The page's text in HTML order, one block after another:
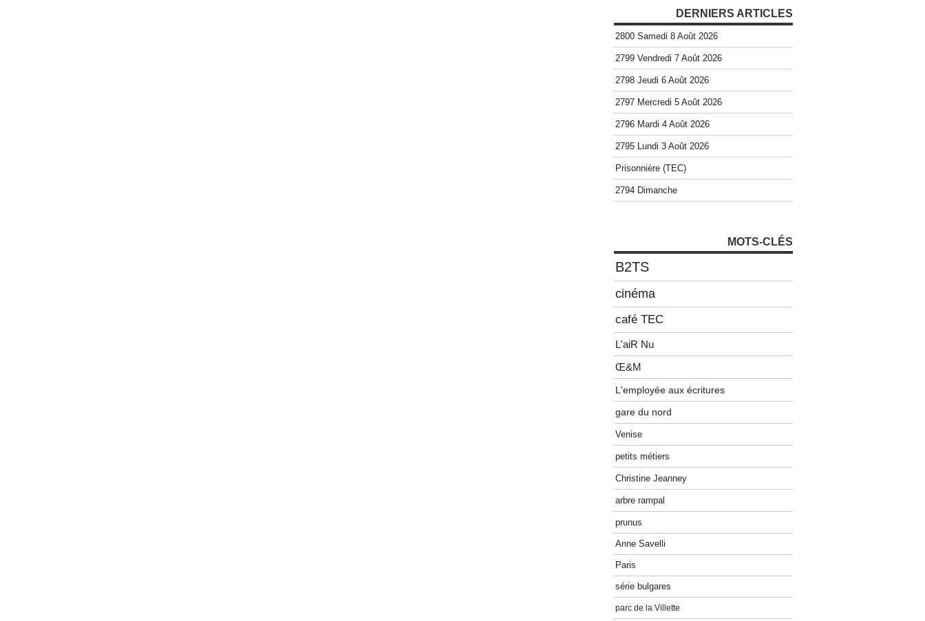
DERNIERS ARTICLES
2800 Samedi 8 Août 2026
2799 Vendredi 7 Août 2026
2798 Jeudi 6 Août 2026
2797 Mercredi 5 Août 2026
2796 Mardi 4 Août 2026
2795 Lundi 3 Août 2026
Prisonnière (TEC)
2794 Dimanche
MOTS-CLÉS
B2TS
cinéma
café TEC
L'aiR Nu
Œ&M
L'employée aux écritures
gare du nord
Venise
petits métiers
Christine Jeanney
arbre rampal
prunus
Anne Savelli
Paris
série bulgares
parc de la Villette